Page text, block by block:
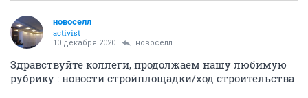
новоселл
activist
10 декабря 2020 новоселл
Здравствуйте коллеги, продолжаем нашу любимую
рубрику : новости стройплощадки/ход строительства